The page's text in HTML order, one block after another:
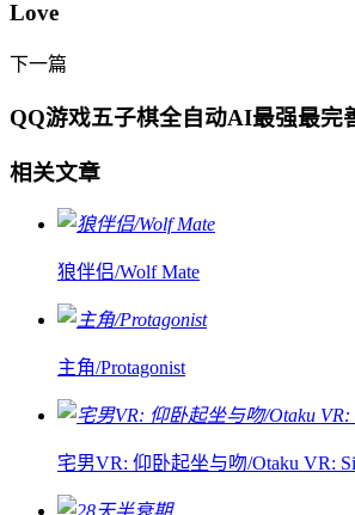
Love
下一篇
QQ游戏五子棋全自动AI最强最完
相关文章
狼伴侣/Wolf Mate
主角/Protagonist
宅男VR: 仰卧起坐与吻/Otaku VR: